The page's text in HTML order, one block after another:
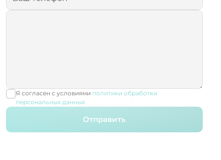
Я согласен с условиями политики обработки
персональных данных
Отправить